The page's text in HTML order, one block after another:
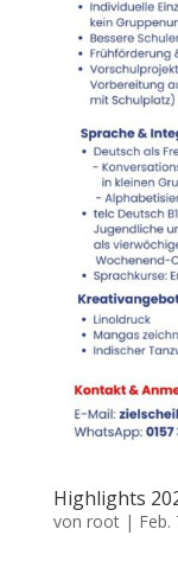
Highlights
von root| Feb.